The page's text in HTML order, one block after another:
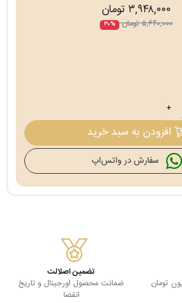
۳,۹۴۸,۰۰۰ تومان
۵,۶۴۰,۰۰۰ تومان ۳۰%
+
افزودن به سبد خرید
سفارش در واتس‌اپ
تضمین اصلالت
ضمانت محصول اورجینال و تاریخ
انقضا